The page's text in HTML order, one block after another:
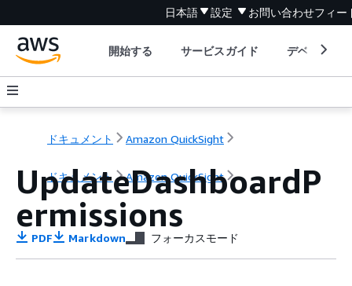
日本語 設定 お問い合わせフィー
開始する サービスガイド デベロッパ
ドキュメント Amazon QuickSight
ドキュメント Amazon QuickSight
UpdateDashboardP
ermissions
PDF Markdown フォーカスモード